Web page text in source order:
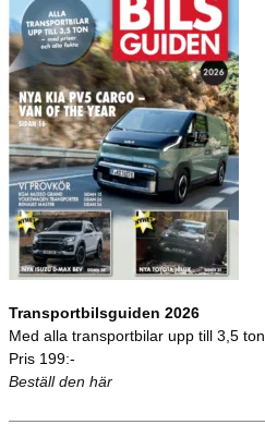
Transportbilsguiden 2026
Med alla transportbilar upp till 3,5 ton
Pris 199:-
Beställ den här